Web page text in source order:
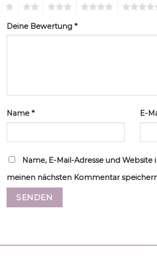
Deine Bewertung *
Name * E-
Name, E-Mail-Adresse und
meinen nächsten Kommentar